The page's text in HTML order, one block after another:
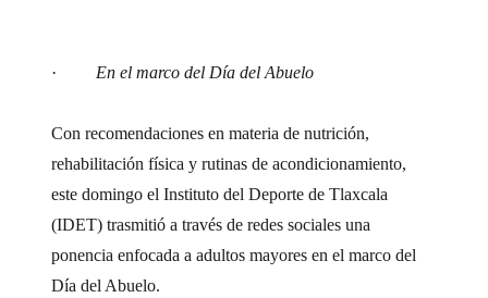
· En el marco del Día del Abuelo
Con recomendaciones en materia de nutrición,
rehabilitación física y rutinas de acondicionamiento,
este domingo el Instituto del Deporte de Tlaxcala
(IDET) trasmitió a través de redes sociales una
ponencia enfocada a adultos mayores en el marco del
Día del Abuelo.